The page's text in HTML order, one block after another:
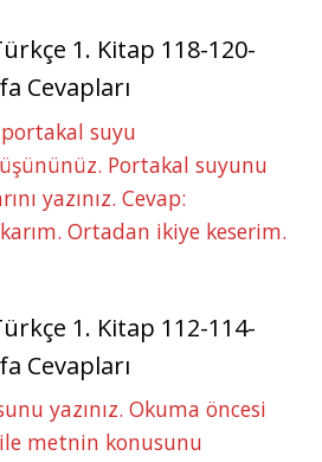
1. Kitap 118-120-
Cevapları
portakal suyu
Portakal suyunu
yazınız. Cevap:
Ortadan ikiye keserim.
1. Kitap 112-114-
Cevapları
yazınız. Okuma öncesi
metnin konusunu